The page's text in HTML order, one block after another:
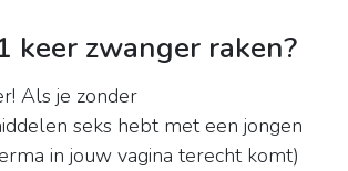
keer zwanger raken?
Als je zonder
seks hebt met een jongen
in jouw vagina terecht komt)